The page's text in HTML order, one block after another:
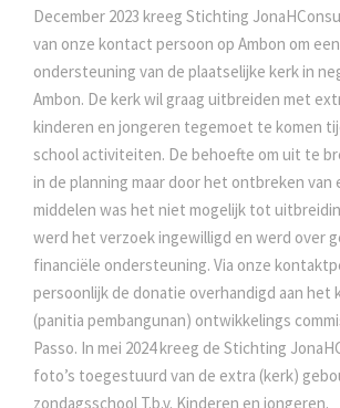
December 2023 kreeg Stichting
van onze kontact persoon op Ambon om
ondersteuning van de plaatselijke kerk in
Ambon. De kerk wil graag uitbreiden met
kinderen en jongeren tegemoet te komen
school activiteiten. De behoefte om uit te
in de planning maar door het ontbreken van
middelen was het niet mogelijk tot
werd het verzoek ingewilligd en werd over
financiële ondersteuning. Via onze
persoonlijk de donatie overhandigd aan het
(panitia pembangunan) ontwikkelings
Passo. In mei 2024 kreeg de Stichting
foto’s toegestuurd van de extra (kerk)
zondagsschool T.b.v. Kinderen en jongeren.